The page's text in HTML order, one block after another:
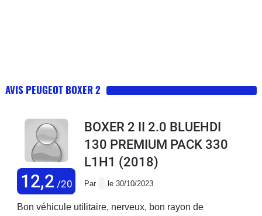
AVIS PEUGEOT BOXER 2
12,2 /20
BOXER 2 II 2.0 BLUEHDI
130 PREMIUM PACK 330
L1H1 (2018)
Par le 30/10/2023
Bon véhicule utilitaire, nerveux, bon rayon de